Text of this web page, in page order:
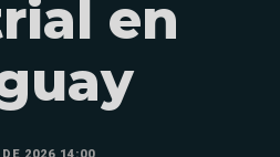
en
DE 2026 14:00